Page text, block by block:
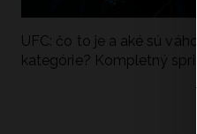
UFC: čo to je a aké sú
kategórie? Kompletný